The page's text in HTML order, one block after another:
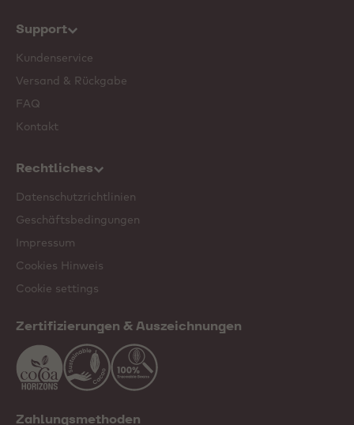
Support
Kundenservice
Versand & Rückgabe
FAQ
Kontakt
Rechtliches
Datenschutzrichtlinien
Geschäftsbedingungen
Impressum
Cookies Hinweis
Cookie settings
Zertifizierungen & Auszeichnungen
Zahlungsmethoden